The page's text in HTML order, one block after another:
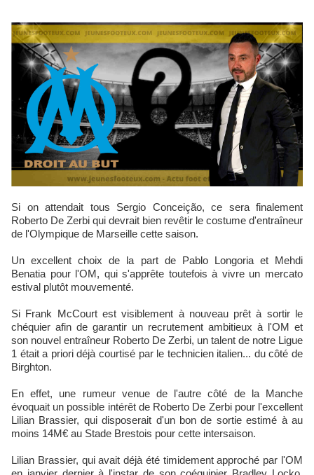
Si on attendait tous Sergio Conceição, ce sera finalement
Roberto De Zerbi qui devrait bien revêtir le costume d'entraîneur
de l'Olympique de Marseille cette saison.
Un excellent choix de la part de Pablo Longoria et Mehdi
Benatia pour l'OM, qui s'apprête toutefois à vivre un mercato
estival plutôt mouvementé.
Si Frank McCourt est visiblement à nouveau prêt à sortir le
chéquier afin de garantir un recrutement ambitieux à l'OM et
son nouvel entraîneur Roberto De Zerbi, un talent de notre Ligue
1 était a priori déjà courtisé par le technicien italien... du côté de
Birghton.
En effet, une rumeur venue de l'autre côté de la Manche
évoquait un possible intérêt de Roberto De Zerbi pour l'excellent
Lilian Brassier, qui disposerait d'un bon de sortie estimé à au
moins 14M€ au Stade Brestois pour cette intersaison.
Lilian Brassier, qui avait déjà été timidement approché par l'OM